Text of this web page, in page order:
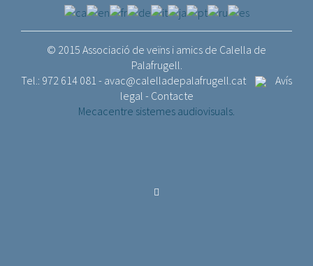
© 2015 Associació de veïns i amics de Calella de
Palafrugell.
Tel.: 972 614 081 - avac@calelladepalafrugell.cat
Avís
legal - Contacte
Mecacentre sistemes audiovisuals.